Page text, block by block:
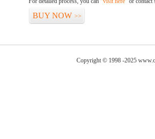
BUY NOW >>
Copyright © 1998 -2025